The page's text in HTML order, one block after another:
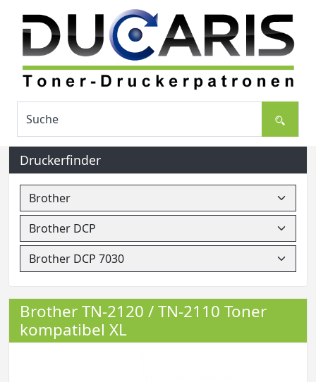
Druckerfinder
Brother TN-2120 / TN-2110 Toner
kompatibel XL